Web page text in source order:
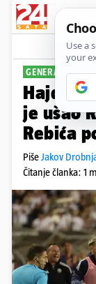
GENERALNO
je ušao
Rebića
PišeJakov
Čitanje članka: 1